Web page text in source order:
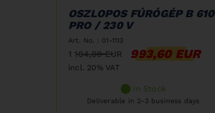
OSZLOPOS FÚRÓGÉP B 610
PRO / 230 V
Art. No. : 01-1113
1 104,00 EUR 993,60 EUR
incl. 20% VAT
In Stock
Deliverable in 2-3 business days